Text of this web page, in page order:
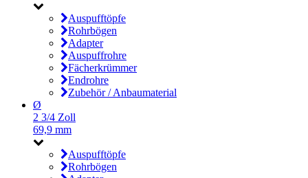
Auspufftöpfe
Rohrbögen
Adapter
Auspuffrohre
Fächerkrümmer
Endrohre
Zubehör / Anbaumaterial
Ø
2 3/4 Zoll
69,9 mm
Auspufftöpfe
Rohrbögen